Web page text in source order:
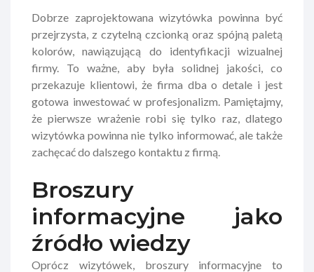
Dobrze zaprojektowana wizytówka powinna być
przejrzysta, z czytelną czcionką oraz spójną paletą
kolorów, nawiązującą do identyfikacji wizualnej
firmy. To ważne, aby była solidnej jakości, co
przekazuje klientowi, że firma dba o detale i jest
gotowa inwestować w profesjonalizm. Pamiętajmy,
że pierwsze wrażenie robi się tylko raz, dlatego
wizytówka powinna nie tylko informować, ale także
zachęcać do dalszego kontaktu z firmą.
Broszury
informacyjne jako
źródło wiedzy
Oprócz wizytówek, broszury informacyjne to